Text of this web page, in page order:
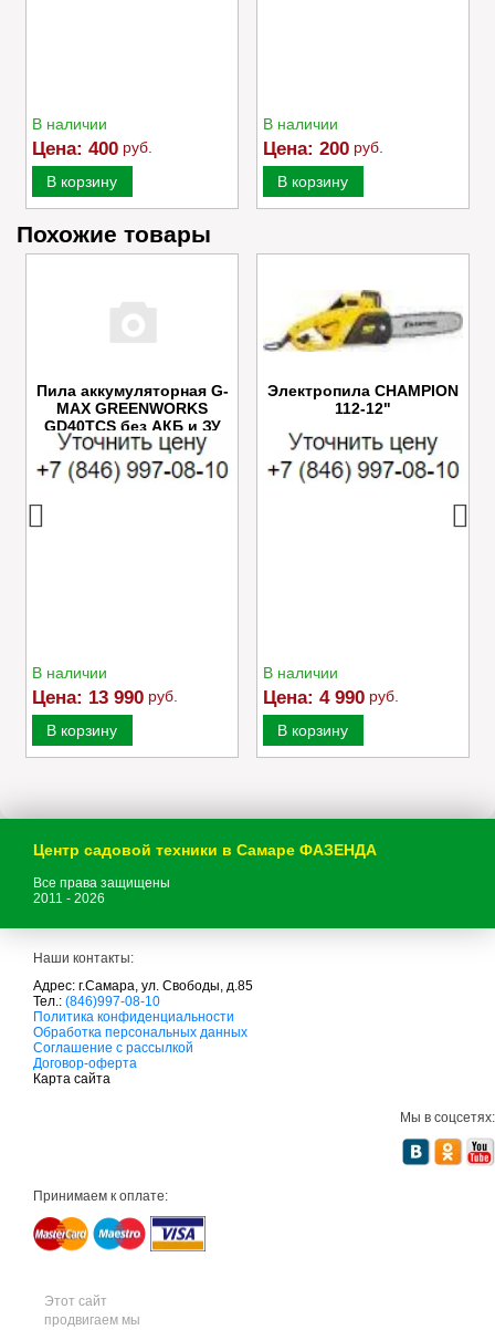
В наличии
Цена: 400 руб.
В корзину
В наличии
Цена: 200 руб.
В корзину
Похожие товары
Пила аккумуляторная G-
MAX GREENWORKS
GD40TCS без АКБ и ЗУ
В наличии
Цена: 13 990 руб.
В корзину
Электропила CHAMPION
112-12"
В наличии
Цена: 4 990 руб.
В корзину
Центр садовой техники в Самаре ФАЗЕНДА
Все права защищены
2011 - 2026
Наши контакты:
Адрес: г.Самара, ул. Свободы, д.85
Тел.: (846)997-08-10
с
а
д
о
в
и
к
а
м
т
Политика конфиденциальности
Обработка персональных данных
Соглашение с рассылкой
Договор-оферта
Карта сайта
Мы в соцсетях:
Принимаем к оплате:
Этот сайт
продвигаем мы